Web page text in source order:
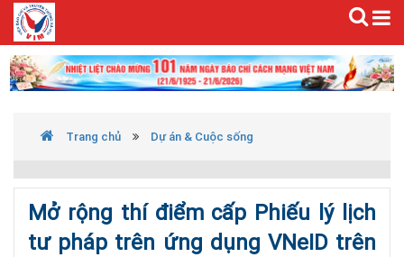
Trang chủ Dự án & Cuộc sống
Mở rộng thí điểm cấp Phiếu lý lịch
tư pháp trên ứng dụng VNeID trên